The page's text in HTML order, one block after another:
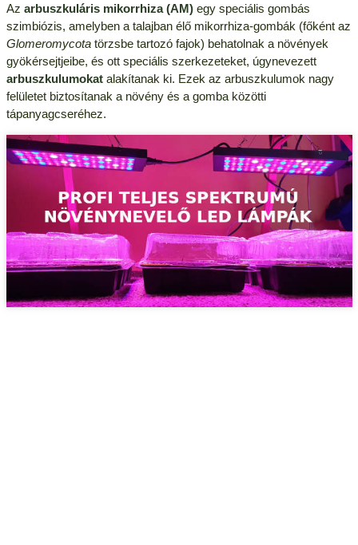
Az arbuszkuláris mikorrhiza (AM)egy speciális gombás
szimbiózis, amelyben a talajban élő mikorrhiza-gombák (főként az
Glomeromycotatörzsbe tartozó fajok) behatolnak a növények
gyökérsejtjeibe, és ott speciális szerkezeteket, úgynevezett
arbuszkulumokatalakítanak ki. Ezek az arbuszkulumok nagy
felületet biztosítanak a növény és a gomba közötti
tápanyagcseréhez.